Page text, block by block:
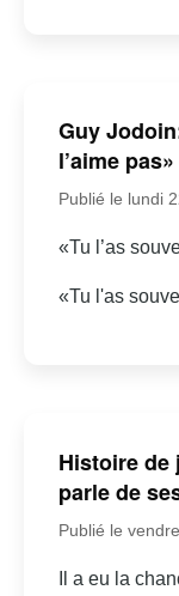
Guy
l’aime
Publié le lundi
«Tu l’as
«Tu l'as
Histoire de
parle de
Publié le
Il a eu la